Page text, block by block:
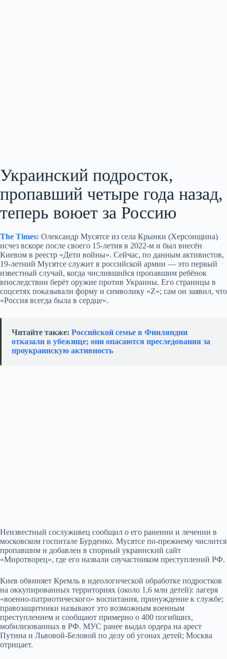
Украинский подросток,
пропавший четыре года назад,
теперь воюет за Россию
The Times: Олександр Мусятсе из села Крынки (Херсонщина)
исчез вскоре после своего 15‑летия в 2022‑м и был внесён
Киевом в реестр «Дети войны». Сейчас, по данным активистов,
19‑летний Мусятсе служит в российской армии — это первый
известный случай, когда числившийся пропавшим ребёнок
впоследствии берёт оружие против Украины. Его страницы в
соцсетях показывали форму и символику «Z»; сам он заявил, что
«Россия всегда была в сердце».
Читайте также: Российской семье в Финляндии
отказали в убежище; они опасаются преследования за
проукраинскую активность
Неизвестный сослуживец сообщил о его ранении и лечении в
московском госпитале Бурденко. Мусятсе по‑прежнему числится
пропавшим и добавлен в спорный украинский сайт
«Миротворец», где его назвали соучастником преступлений РФ.
Киев обвиняет Кремль в идеологической обработке подростков
на оккупированных территориях (около 1,6 млн детей): лагеря
«военно‑патриотического» воспитания, принуждение к службе;
правозащитники называют это возможным военным
преступлением и сообщают примерно о 400 погибших,
мобилизованных в РФ. МУС ранее выдал ордера на арест
Путина и Львовой‑Беловой по делу об угонах детей; Москва
отрицает.